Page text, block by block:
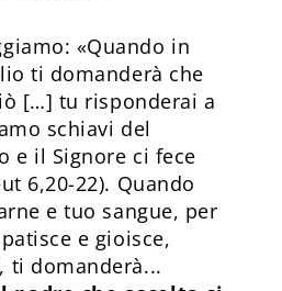
«Quando in
ti domanderà che
[…] tu risponderai a
schiavi del
e il Signore ci fece
6,20-22). Quando
e tuo sangue, per
e gioisce,
ti domanderà...